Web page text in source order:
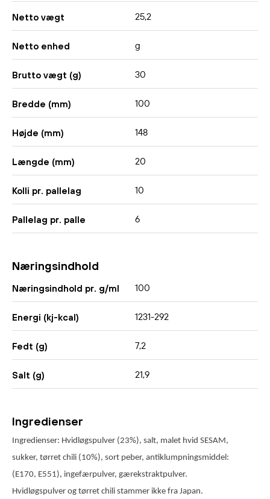
Netto vægt 25,2
Netto enhed g
Brutto vægt (g) 30
Bredde (mm) 100
Højde (mm) 148
Længde (mm) 20
Kolli pr. pallelag 10
Pallelag pr. palle 6
Næringsindhold
Næringsindhold pr. g/ml 100
Energi (kj-kcal) 1231-292
Fedt (g) 7,2
Salt (g) 21,9
Ingredienser
Ingredienser: Hvidløgspulver (23%), salt, malet hvid SESAM,
sukker, tørret chili (10%), sort peber, antiklumpningsmiddel:
(E170, E551), ingefærpulver, gærekstraktpulver.
Hvidløgspulver og tørret chili stammer ikke fra Japan.